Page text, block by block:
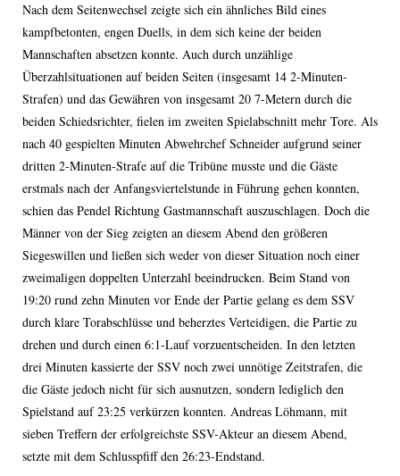
Nach dem Seitenwechsel zeigte sich ein ähnliches Bild eines
kampfbetonten, engen Duells, in dem sich keine der beiden
Mannschaften absetzen konnte. Auch durch unzählige
Überzahlsituationen auf beiden Seiten (insgesamt 14 2-Minuten-
Strafen) und das Gewähren von insgesamt 20 7-Metern durch die
beiden Schiedsrichter, fielen im zweiten Spielabschnitt mehr Tore. Als
nach 40 gespielten Minuten Abwehrchef Schneider aufgrund seiner
dritten 2-Minuten-Strafe auf die Tribüne musste und die Gäste
erstmals nach der Anfangsviertelstunde in Führung gehen konnten,
schien das Pendel Richtung Gastmannschaft auszuschlagen. Doch die
Männer von der Sieg zeigten an diesem Abend den größeren
Siegeswillen und ließen sich weder von dieser Situation noch einer
zweimaligen doppelten Unterzahl beeindrucken. Beim Stand von
19:20 rund zehn Minuten vor Ende der Partie gelang es dem SSV
durch klare Torabschlüsse und beherztes Verteidigen, die Partie zu
drehen und durch einen 6:1-Lauf vorzuentscheiden. In den letzten
drei Minuten kassierte der SSV noch zwei unnötige Zeitstrafen, die
die Gäste jedoch nicht für sich ausnutzen, sondern lediglich den
Spielstand auf 23:25 verkürzen konnten. Andreas Löhmann, mit
sieben Treffern der erfolgreichste SSV-Akteur an diesem Abend,
setzte mit dem Schlusspfiff den 26:23-Endstand.